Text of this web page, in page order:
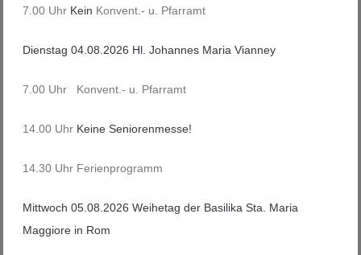
7.00 Uhr Kein Konvent.- u. Pfarramt
Dienstag 04.08.2026 Hl. Johannes Maria Vianney
7.00 Uhr Konvent.- u. Pfarramt
14.00 Uhr Keine Seniorenmesse!
14.30 Uhr Ferienprogramm
Mittwoch 05.08.2026 Weihetag der Basilika Sta. Maria
Maggiore in Rom